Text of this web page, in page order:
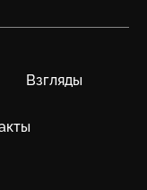
Взгляды